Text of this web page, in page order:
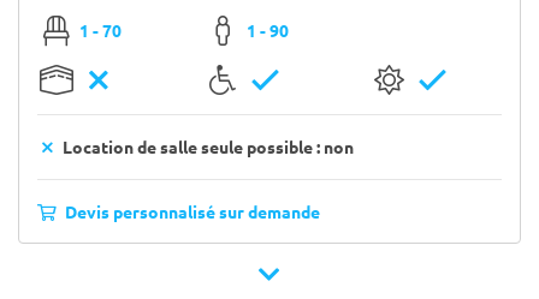
1 - 70 1 - 90
Location de salle seule possible : non
Devis personnalisé sur demande